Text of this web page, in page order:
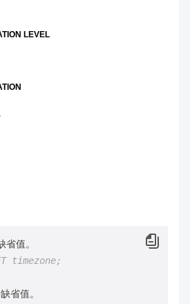
LEVEL
值。
timezone;
省值。